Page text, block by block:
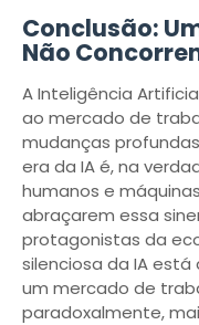
Conclusão:
Não
A Inteligência
ao mercado de
mudanças
era da IA é, na
humanos e
abraçarem essa
protagonistas da
silenciosa da IA
um mercado de
paradoxalmente,